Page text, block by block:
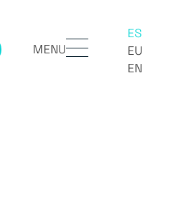
MENU
ES
EU
EN